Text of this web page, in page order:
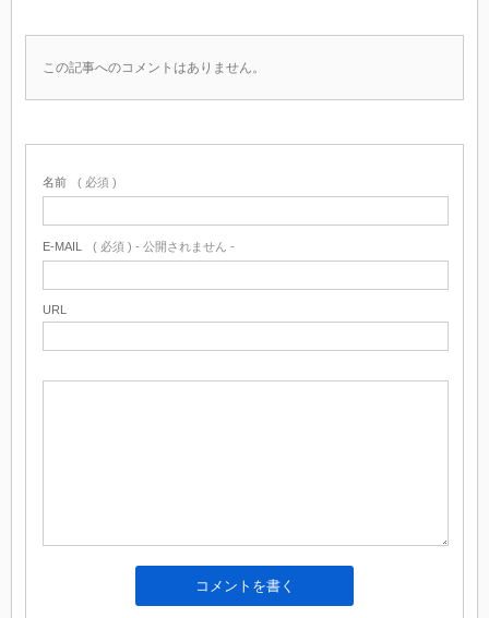
この記事へのコメントはありません。
名前 ( 必須 )
E-MAIL ( 必須 ) - 公開されません -
URL